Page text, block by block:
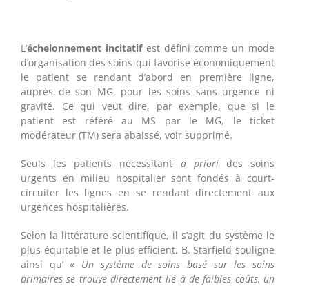
L’échelonnement incitatifest défini comme un mode
d’organisation des soins qui favorise économiquement
le patient se rendant d’abord en première ligne,
auprès de son MG, pour les soins sans urgence ni
gravité. Ce qui veut dire, par exemple, que si le
patient est référé au MS par le MG, le ticket
modérateur (TM) sera abaissé, voir supprimé.
Seuls les patients nécessitant a priorides soins
urgents en milieu hospitalier sont fondés à court-
circuiter les lignes en se rendant directement aux
urgences hospitalières.
Selon la littérature scientifique, il s’agit du système le
plus équitable et le plus efficient. B. Starfield souligne
ainsi qu’ « Un système de soins basé sur les soins
primaires se trouve directement lié à de faibles coûts, un